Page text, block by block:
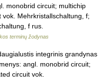
monobrid circuit; multichip
Mehrkristallschaltung, f;
f rus.
terminų žodynas
integrinis grandynas
angl. monobrid circuit;
circuit vok.